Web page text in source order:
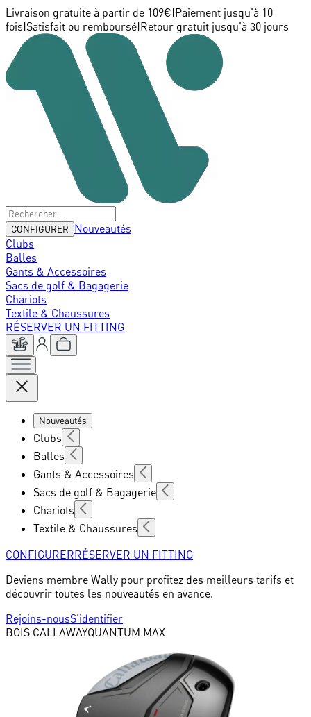
Livraison gratuite à partir de 109€ Paiement jusqu'à 10
fois Satisfait ou remboursé Retour gratuit jusqu'à 30 jours
CONFIGURER
Nouveautés
Clubs
Balles
Gants & Accessoires
Sacs de golf & Bagagerie
Chariots
Textile & Chaussures
RÉSERVER UN FITTING
Nouveautés
Clubs
Balles
Gants & Accessoires
Sacs de golf & Bagagerie
Chariots
Textile & Chaussures
CONFIGURERRÉSERVER UN FITTING
Deviens membre Wally pour profitez des meilleurs tarifs et
découvrir toutes les nouveautés en avance.
Rejoins-nousS'identifier
BOIS CALLAWAYQUANTUM MAX